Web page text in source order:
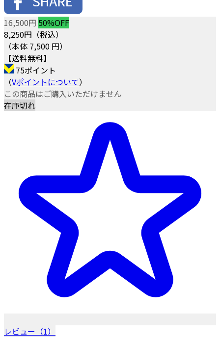
16,500円 50%OFF
8,250円（税込）
（本体 7,500 円）
【送料無料】
75ポイント
（Vポイントについて）
この商品はご購入いただけません
在庫切れ
レビュー（1）